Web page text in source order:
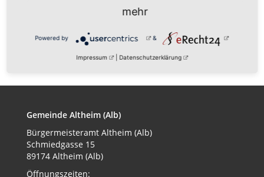
zurück
Gemeinde Altheim (Alb)
Bürgermeisteramt Altheim (Alb)
Schmiedgasse 15
89174 Altheim (Alb)
Öffnungszeiten:
mehr
Powered by &
Impressum Datenschutzerklärung